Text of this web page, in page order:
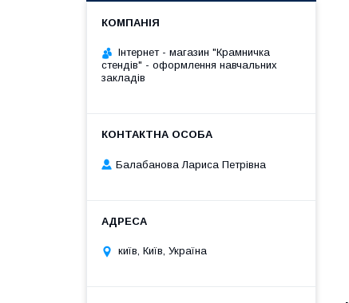
Інтернет - магазин "Крамничка
стендів" - оформлення навчальних
закладів
Балабанова Лариса Петрівна
київ, Київ, Україна